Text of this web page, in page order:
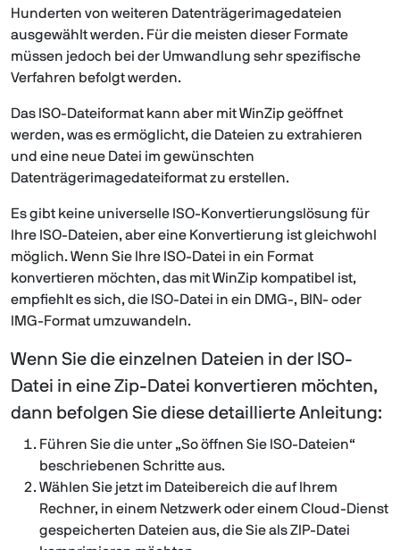
Hunderten von weiteren Datenträgerimagedateien
ausgewählt werden. Für die meisten dieser Formate
müssen jedoch bei der Umwandlung sehr spezifische
Verfahren befolgt werden.
Das ISO-Dateiformat kann aber mit WinZip geöffnet
werden, was es ermöglicht, die Dateien zu extrahieren
und eine neue Datei im gewünschten
Datenträgerimagedateiformat zu erstellen.
Es gibt keine universelle ISO-Konvertierungslösung für
Ihre ISO-Dateien, aber eine Konvertierung ist gleichwohl
möglich. Wenn Sie Ihre ISO-Datei in ein Format
konvertieren möchten, das mit WinZip kompatibel ist,
empfiehlt es sich, die ISO-Datei in ein DMG-, BIN- oder
IMG-Format umzuwandeln.
Wenn Sie die einzelnen Dateien in der ISO-
Datei in eine Zip-Datei konvertieren möchten,
dann befolgen Sie diese detaillierte Anleitung:
Führen Sie die unter „So öffnen Sie ISO-Dateien“
beschriebenen Schritte aus.
Wählen Sie jetzt im Dateibereich die auf Ihrem
Rechner, in einem Netzwerk oder einem Cloud-Dienst
gespeicherten Dateien aus, die Sie als ZIP-Datei